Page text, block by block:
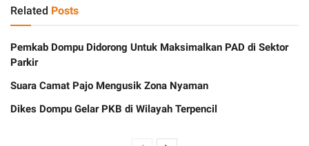
Related Posts
Pemkab Dompu Didorong Untuk Maksimalkan PAD di Sektor
Parkir
Suara Camat Pajo Mengusik Zona Nyaman
Dikes Dompu Gelar PKB di Wilayah Terpencil